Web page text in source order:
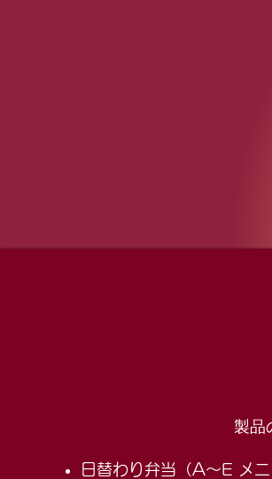
製品
日替わり弁当（A～E メ